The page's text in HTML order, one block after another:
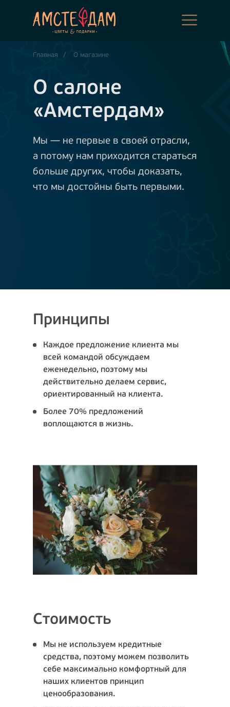
Главная / О магазине
О салоне
«Амстердам»
Мы — не первые в своей отрасли,
а потому нам приходится стараться
больше других, чтобы доказать,
что мы достойны быть первыми.
Принципы
Каждое предложение клиента мы
всей командой обсуждаем
еженедельно, поэтому мы
действительно делаем сервис,
ориентированный на клиента.
Более 70% предложений
воплощаются в жизнь.
Стоимость
Мы не используем кредитные
средства, поэтому можем позволить
себе максимально комфортный для
наших клиентов принцип
ценообразования.